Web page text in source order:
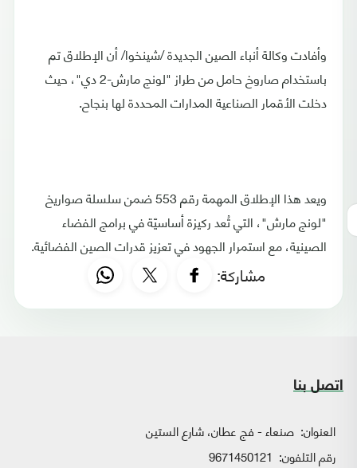
وأفادت وكالة أنباء الصين الجديدة /شينخوا/ أن الإطلاق تم
باستخدام صاروخ حامل من طراز "لونج مارش-2 دي"، حيث
دخلت الأقمار الصناعية المدارات المحددة لها بنجاح.
ويعد هذا الإطلاق المهمة رقم 553 ضمن سلسلة صواريخ
"لونج مارش"، التي تُعد ركيزة أساسيّة في برامج الفضاء
الصينية، مع استمرار الجهود في تعزيز قدرات الصين الفضائية.
مشاركة:
اتصل بنا
العنوان: صنعاء - فج عطان، شارع الستين
رقم التلفون: 9671450121